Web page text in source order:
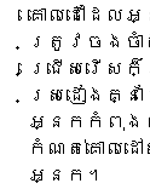
គោលដៅដែ
ត្រូវចងច
ជ្រើសរើស
ស្រដៀងគ្ន
អ្នកកំពុងព្
កំណត់គោលដ
អ្នក។